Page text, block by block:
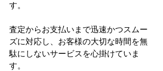
す。
査定からお支払いまで迅速かつスムー
ズに対応し、お客様の大切な時間を無
駄にしないサービスを心掛けていま
す。